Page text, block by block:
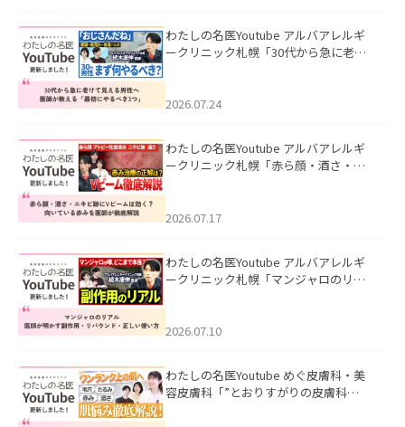
わたしの名医Youtube アルバアレルギ
ークリニック札幌「30代から急に老け
た。
2026.07.24
わたしの名医Youtube アルバアレルギ
ークリニック札幌「赤ら顔・酒さ・ニ
した。
2026.07.17
わたしの名医Youtube アルバアレルギ
ークリニック札幌「マンジャロのリア
た。
2026.07.10
わたしの名医Youtube めぐ皮膚科・美
容皮膚科「”とおりすがりの皮膚科